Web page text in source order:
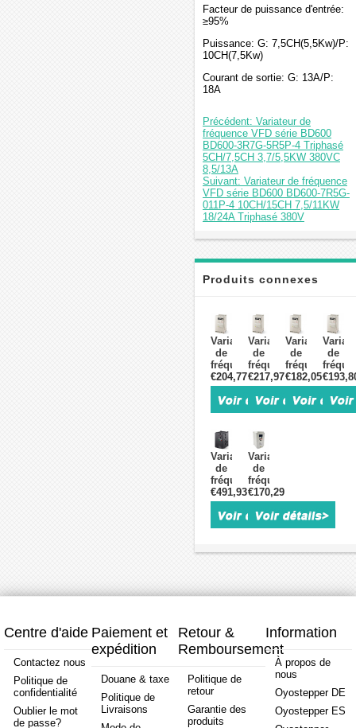
Facteur de puissance d'entrée:
≥95%
Puissance: G: 7,5CH(5,5Kw)/P:
10CH(7,5Kw)
Courant de sortie: G: 13A/P:
18A
Précédent: Variateur de
fréquence VFD série BD600
BD600-3R7G-5R5P-4 Triphasé
5CH/7,5CH 3,7/5,5KW 380VC
8,5/13A
Suivant: Variateur de fréquence
VFD série BD600 BD600-7R5G-
011P-4 10CH/15CH 7,5/11KW
18/24A Triphasé 380V
Produits connexes
Variateur
de
fréquence
VFD
série
H100
H100T20055BX0
5,5KW
23A
Triphasé
220V
pour
Moteur
Broche
CNC
€204,77
Variateur
de
fréquence
VFD
série
H100
H100T40055BX0
5,5KW
14A
Triphasé
380V
€217,97
Variateur
de
fréquence
VFD
série
H110
de
Broche
CNC
€182,05
de
VFD
série
H110
Variateur
de
fréquence
VFD
série
BD600
BD600-
2
Triphasé
€491,93
Variateur
de
fréquence
5,5
kW
pour
moteur
broche
220
€170,29
Centre d'aide
Contactez nous
Politique de
confidentialité
Oublier le mot
de passe?
Paiement et
expédition
Douane & taxe
Politique de
Livraisons
Retour &
Remboursement
Politique de
retour
Garantie des
produits
Information
À propos de
nous
Oyostepper DE
Oyostepper ES